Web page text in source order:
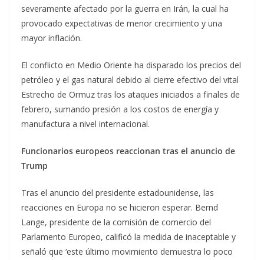
severamente afectado por la guerra en Irán, la cual ha
provocado expectativas de menor crecimiento y una
mayor inflación.
El conflicto en Medio Oriente ha disparado los precios del
petróleo y el gas natural debido al cierre efectivo del vital
Estrecho de Ormuz tras los ataques iniciados a finales de
febrero, sumando presión a los costos de energía y
manufactura a nivel internacional.
Funcionarios europeos reaccionan tras el anuncio de
Trump
Tras el anuncio del presidente estadounidense, las
reacciones en Europa no se hicieron esperar. Bernd
Lange, presidente de la comisión de comercio del
Parlamento Europeo, calificó la medida de inaceptable y
señaló que ‘este último movimiento demuestra lo poco